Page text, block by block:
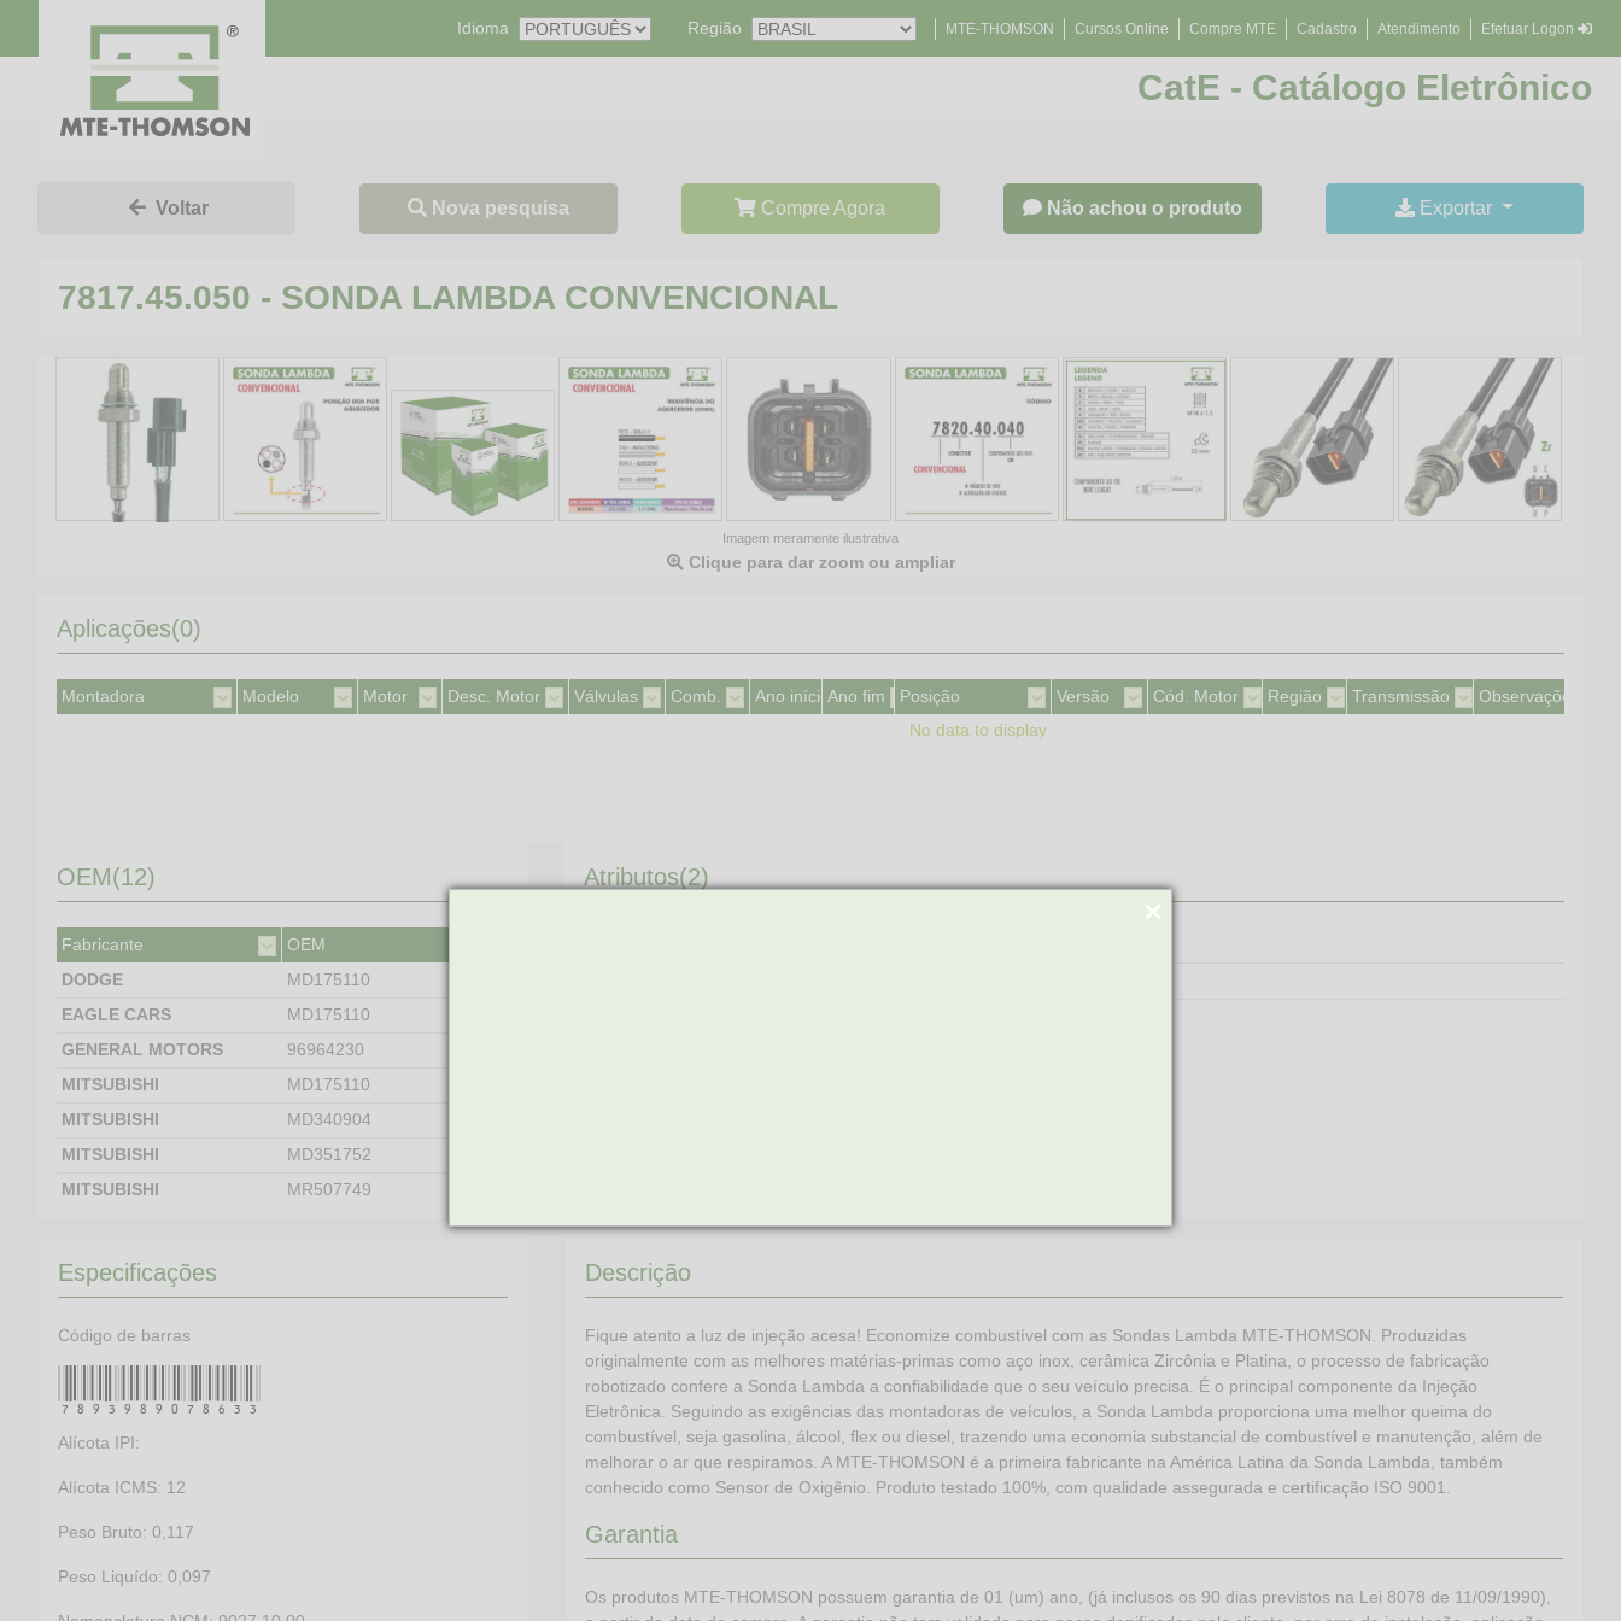
Idioma Região MTE-THOMSON Cursos Online Compre MTE Cadastro Atendimento Efetuar Logon
CatE - Catálogo Eletrônico
Voltar Nova pesquisa Compre Agora Não achou o produto Exportar
7817.45.050 - SONDA LAMBDA CONVENCIONAL
Imagem meramente ilustrativa
Clique para dar zoom ou ampliar
Aplicações(0)
Montadora Modelo Motor Desc. Motor Válvulas Comb. Ano inícioAno fim Posição Versão Cód. Motor Região Transmissão
Observações
No data to display
OEM(12)
Fabricante
OEM
DODGE
MD175110
EAGLE CARS
MD175110
GENERAL MOTORS
96964230
MITSUBISHI
MD175110
MITSUBISHI
MD340904
MITSUBISHI
MD351752
MITSUBISHI
MR507749
MITSUBISHI
MITSUBISHI
MR514477
PLYMOUTH
VOLVO
Atributos(2)
Especificações
Código de barras
7893989078633
Alícota IPI:
Alícota ICMS: 12
Peso Bruto: 0,117
Peso Liquído: 0,097
Descrição
Fique atento a luz de injeção acesa! Economize combustível com as Sondas Lambda MTE-THOMSON. Produzidas
originalmente com as melhores matérias-primas como aço inox, cerâmica Zircônia e Platina, o processo de fabricação
robotizado confere a Sonda Lambda a confiabilidade que o seu veículo precisa. É o principal componente da Injeção
Eletrônica. Seguindo as exigências das montadoras de veículos, a Sonda Lambda proporciona uma melhor queima do
combustível, seja gasolina, álcool, flex ou diesel, trazendo uma economia substancial de combustível e manutenção, além de
melhorar o ar que respiramos. A MTE-THOMSON é a primeira fabricante na América Latina da Sonda Lambda, também
conhecido como Sensor de Oxigênio. Produto testado 100%, com qualidade assegurada e certificação ISO 9001.
Garantia
Os produtos MTE-THOMSON possuem garantia de 01 (um) ano, (já inclusos os 90 dias previstos na Lei 8078 de 11/09/1990),